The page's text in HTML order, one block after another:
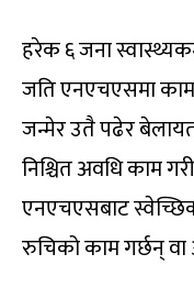
हरेक ६ जना
जति एनएचएसमा काम
जन्मेर उतै पढेर
निश्चित अवधि काम
एनएचएसबाट
रुचिको काम गर्छन्